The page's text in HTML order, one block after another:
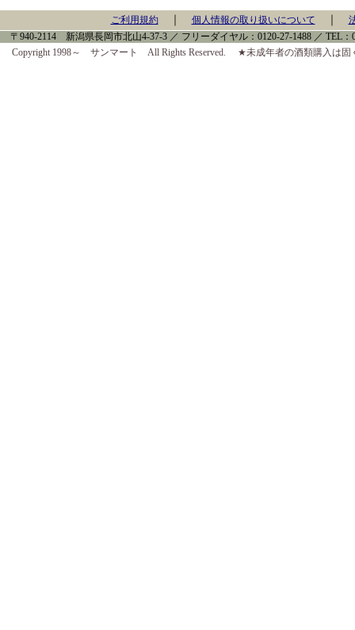
ご利用規約｜ 個人情報の取り扱いについて
〒940-2114 新潟県長岡市北山4-37-3 ／ フリーダイヤル：0120-27-1488 ／ TEL：
Copyright 1998～ サンマート All Rights Reserved. ★未成年者の酒類購入は固